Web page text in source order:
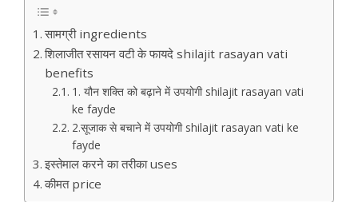
सामग्री ingredients
शिलाजीत रसायन वटी के फायदे shilajit rasayan vati
benefits
1. यौन शक्ति को बढ़ाने में उपयोगी shilajit rasayan vati
ke fayde
2.सूजाक से बचाने में उपयोगी shilajit rasayan vati ke
fayde
इस्तेमाल करने का तरीका uses
कीमत price